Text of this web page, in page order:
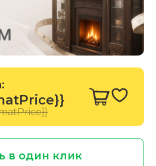
в один клик